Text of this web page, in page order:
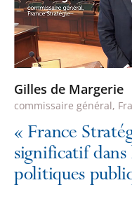
Gilles de Margerie
commissaire général,
« France
significatif dans
politiques